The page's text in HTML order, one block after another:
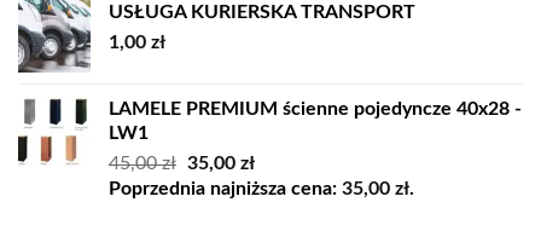
USŁUGA KURIERSKA TRANSPORT
1,00 zł
LAMELE PREMIUM ścienne pojedyncze 40x28 -
LW1
45,00zł Pierwotna
cena
35,00 złAktualna
cena
Poprzednia najniższa cena: 35,00 zł.